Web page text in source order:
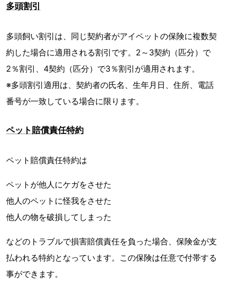
多頭割引
多頭飼い割引は、同じ契約者がアイペットの保険に複数契
約した場合に適用される割引です。2～3契約（匹分）で
2％割引、4契約（匹分）で3％割引が適用されます。
※多頭割引適用は、契約者の氏名、生年月日、住所、電話
番号が一致している場合に限ります。
ペット賠償責任特約
ペット賠償責任特約は
ペットが他人にケガをさせた
他人のペットに怪我をさせた
他人の物を破損してしまった
などのトラブルで損害賠償責任を負った場合、保険金が支
払われる特約となっています。この保険は任意で付帯する
事ができます。